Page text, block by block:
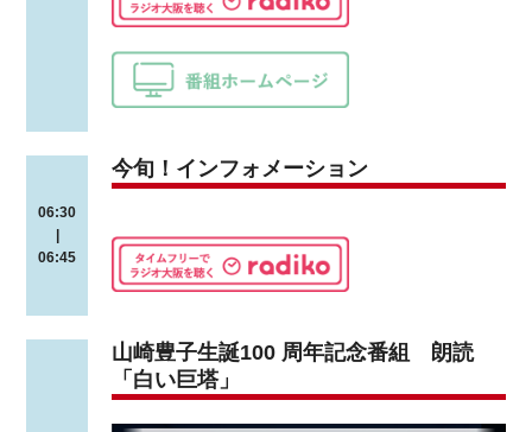
06:30
06:45
今旬！インフォメーション
山崎豊子生誕100 周年記念番組 朗読
「白い巨塔」